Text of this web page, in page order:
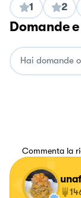
1 2
Domande
Commenta la